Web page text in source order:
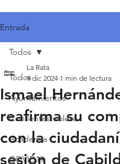
Entrada
Todos
Ayuntamientos
Con lentes violeta
Academia
COVID19
Todos
Ismael
reafirma su
con la
sesión de
La Rata
9 dic 2024 1 min de lectura